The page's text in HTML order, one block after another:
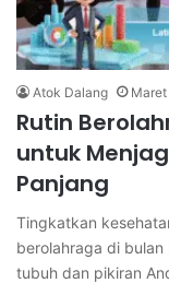
Atok Dalang
Rutin
untuk
Panjang
Tingkatkan
berolahraga di
tubuh dan pikiran